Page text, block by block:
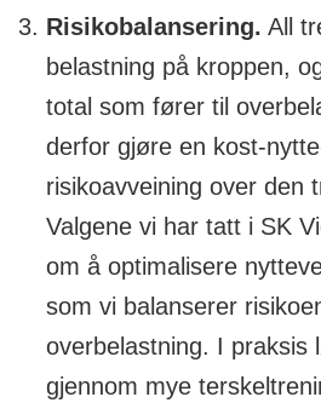
Risikobalansering. All
belastning på kroppen,
total som fører til
derfor gjøre en kost-
risikoavveining over den
Valgene vi har tatt i SK
om å optimalisere
som vi balanserer
overbelastning. I praksis
gjennom mye